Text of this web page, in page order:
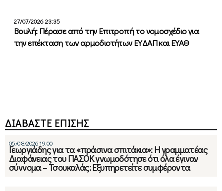
27/07/2026 23:35
Βουλή: Πέρασε από την Επιτροπή το νομοσχέδιο για
την επέκταση των αρμοδιοτήτων ΕΥΔΑΠ και ΕΥΑΘ
ΔΙΑΒΑΣΤΕ ΕΠΙΣΗΣ
05/08/2026 19:00
Γεωργιάδης για τα «πράσινα σπιτάκια»: Η γραμματέας
Διαφάνειας του ΠΑΣΟΚ γνωμοδότησε ότι όλα έγιναν
σύννομα – Τσουκαλάς: Εξυπηρετείτε συμφέροντα